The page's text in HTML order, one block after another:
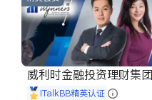
威利时金融投资理财集团
iTalkBB精英认证